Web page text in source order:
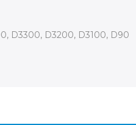
D3300, D3200, D3100, D90